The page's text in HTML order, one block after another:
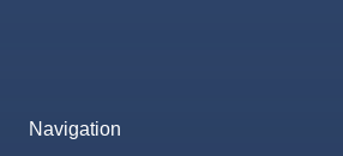
Navigation